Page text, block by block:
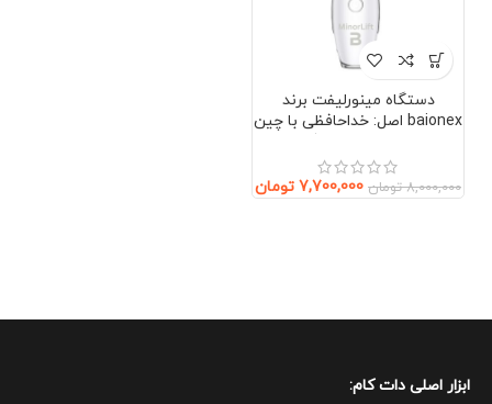
دستگاه مینورلیفت برند
baionex اصل: خداحافظی با چین
گردن)
8,000,000 تومان 7,700,000 تومان
ابزار اصلی دات کام: